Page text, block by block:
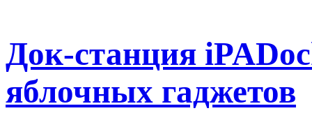
Док-станция
яблочных гаджетов